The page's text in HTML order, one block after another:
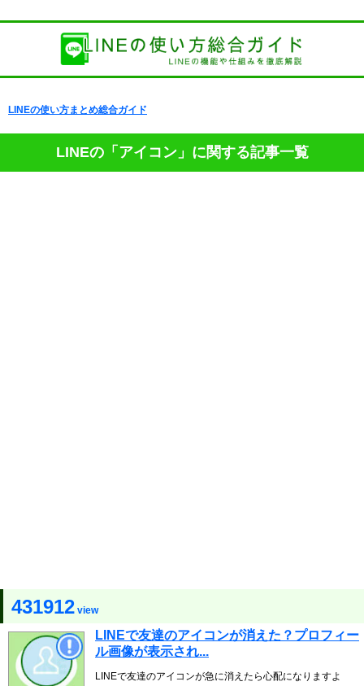
LINEの使い方まとめ総合ガイド
LINEの「アイコン」に関する記事一覧
431912 view
LINEで友達のアイコンが消えた？プロフィー
ル画像が表示され...
LINEで友達のアイコンが急に消えたら心配になりますよ